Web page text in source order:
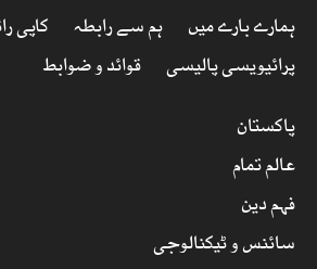
ہمارے بارے میں ہم سے رابطہ
کاپی
پرائیویسی پالیسی
قوائد و ضوابط
پاکستان
عالم تمام
فہم دین
سائنس و ٹیکنالوجی